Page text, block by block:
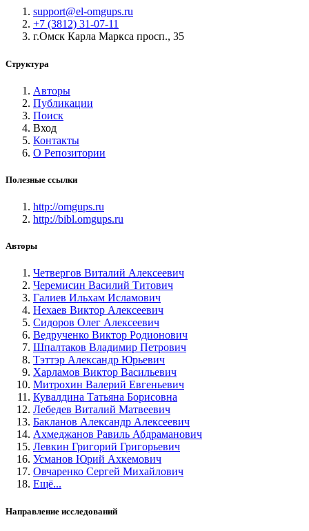
support@el-omgups.ru
+7 (3812) 31-07-11
г.Омск Карла Маркса просп., 35
Структура
Авторы
Публикации
Поиск
Вход
Контакты
О Репозитории
Полезные ссылки
http://omgups.ru
http://bibl.omgups.ru
Авторы
Четвергов Виталий Алексеевич
Черемисин Василий Титович
Галиев Ильхам Исламович
Нехаев Виктор Алексеевич
Сидоров Олег Алексеевич
Ведрученко Виктор Родионович
Шпалтаков Владимир Петрович
Тэттэр Александр Юрьевич
Харламов Виктор Васильевич
Митрохин Валерий Евгеньевич
Кувалдина Татьяна Борисовна
Лебедев Виталий Матвеевич
Бакланов Александр Алексеевич
Ахмеджанов Равиль Абдраманович
Левкин Григорий Григорьевич
Усманов Юрий Ахкемович
Овчаренко Сергей Михайлович
Ещё...
Направление исследований